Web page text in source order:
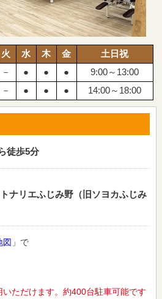
火 水 木 金
土日祝
－ ● ● ●
9:00～13:00
－ ● ● ● 14:00～18:00
徒歩5分
ナリエふじみ野（旧ソヨカふじみ
図 」で
いただけます。約400台駐車可能です